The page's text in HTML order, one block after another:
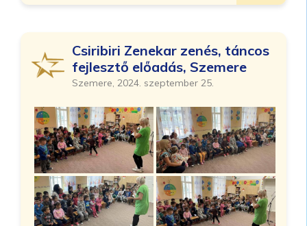
Csiribiri Zenekar zenés, táncos
fejlesztő előadás, Szemere
Szemere, 2024. szeptember 25.